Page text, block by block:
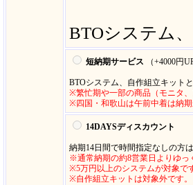
BTOシステム
短納期サービス （+4000円
BTOシステム、自作組立キット
※繁忙期や一部の商品（モニタ
※四国・和歌山は午前中着は納
14DAYSディスカウント
納期14日間で時間指定なしの方
※通常納期の約8営業日よりゆっ
※5万円以上のシステムが対象で
※自作組立キットは対象外です。